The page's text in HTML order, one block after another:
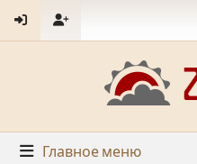
Главное меню